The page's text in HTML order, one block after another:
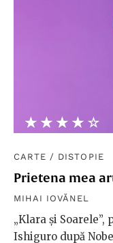
★★★★★
☆☆☆☆☆
CARTE / DISTOPIE
Prietena mea
MIHAI IOVĂNEL
„Klara și
Ishiguro după